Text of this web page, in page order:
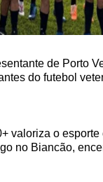
de Porto
do futebol
valoriza o
no Biancão,